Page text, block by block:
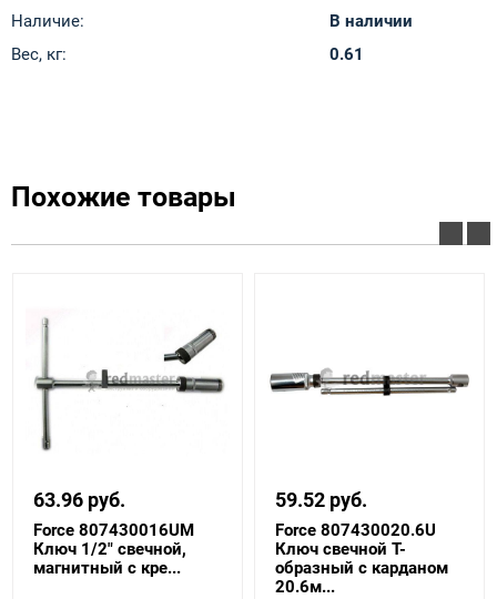
Наличие:
В наличии
Вес, кг:
0.61
Похожие товары
63.96 руб.
Force 807430016UM
Ключ 1/2" свечной,
магнитный с кре...
59.52 руб.
Force 807430020.6U
Ключ свечной Т-
образный с карданом
20.6м...